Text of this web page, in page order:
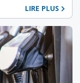
LIRE PLUS